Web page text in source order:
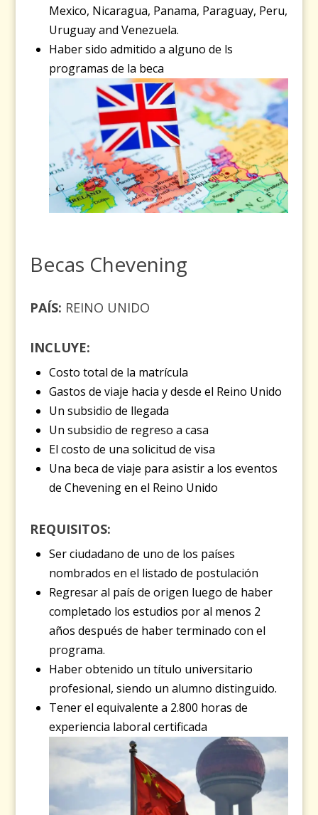
Mexico, Nicaragua, Panama, Paraguay, Peru,
Uruguay and Venezuela.
Haber sido admitido a alguno de ls
programas de la beca
Becas Chevening
PAÍS: REINO UNIDO
INCLUYE:
Costo total de la matrícula
Gastos de viaje hacia y desde el Reino Unido
Un subsidio de llegada
Un subsidio de regreso a casa
El costo de una solicitud de visa
Una beca de viaje para asistir a los eventos
de Chevening en el Reino Unido
REQUISITOS:
Ser ciudadano de uno de los países
nombrados en el listado de postulación
Regresar al país de origen luego de haber
completado los estudios por al menos 2
años después de haber terminado con el
programa.
Haber obtenido un título universitario
profesional, siendo un alumno distinguido.
Tener el equivalente a 2.800 horas de
experiencia laboral certificada